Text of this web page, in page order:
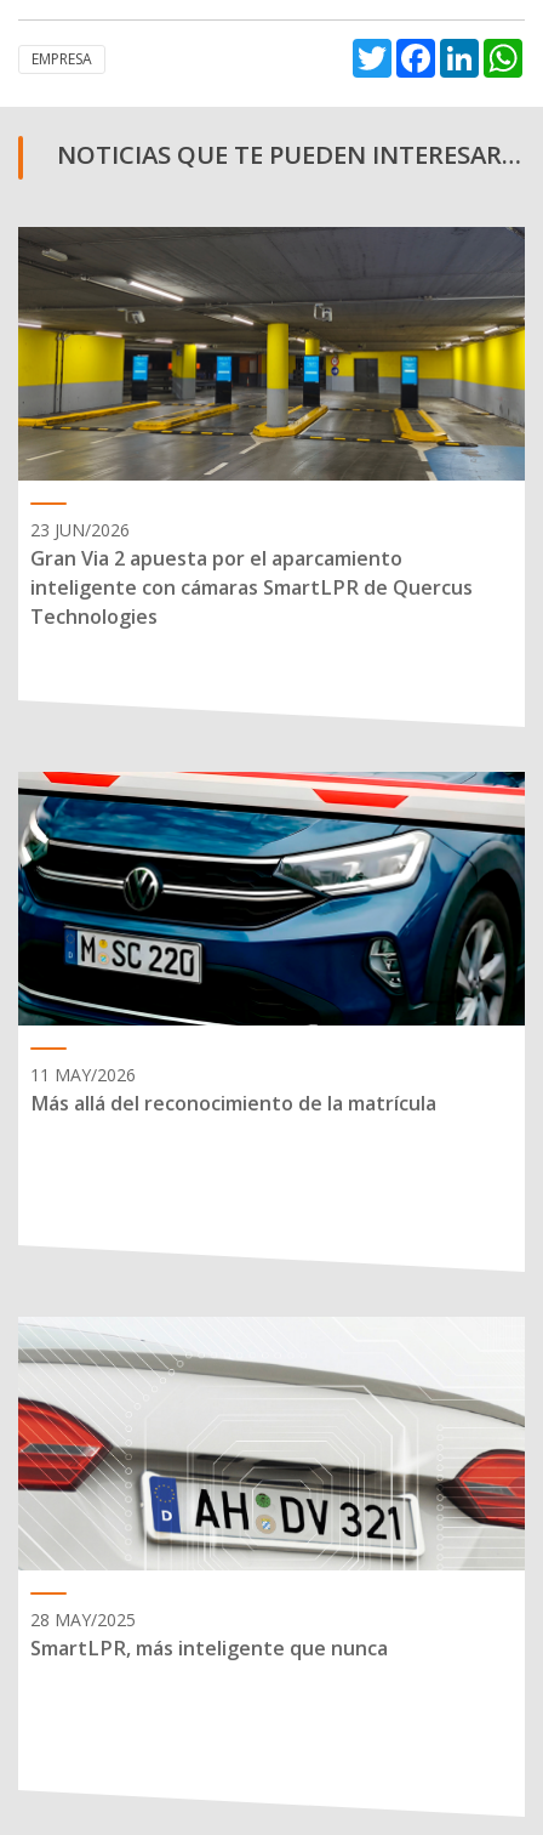
EMPRESA TwitterFacebook
NOTICIAS QUE TE PUEDEN INTERESAR…
23 JUN/2026
Gran Via 2 apuesta por el aparcamiento
inteligente con cámaras SmartLPR de Quercus
Technologies
11 MAY/2026
Más allá del reconocimiento de la matrícula
28 MAY/2025
SmartLPR, más inteligente que nunca